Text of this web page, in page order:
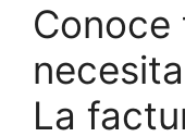
La